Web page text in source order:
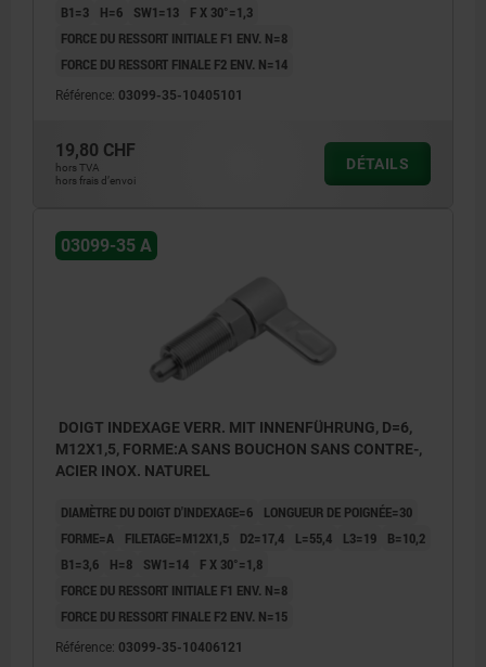
B1=3
H=6 SW1=13
F X 30°=1,3
FORCE DU RESSORT INITIALE F1 ENV. N=8
FORCE DU RESSORT FINALE F2 ENV. N=14
Référence: 03099-35-10405101
19,80 CHF
hors TVA
hors frais d’envoi
DÉTAILS
03099-35 A
DOIGT INDEXAGE VERR. MIT INNENFÜHRUNG, D=6,
M12X1,5, FORME:A SANS BOUCHON SANS CONTRE-,
ACIER INOX. NATUREL
DIAMÈTRE DU DOIGT D'INDEXAGE=6
LONGUEUR DE POIGNÉE=30
FORME=A
FILETAGE=M12X1,5 D2=17,4 L=55,4 L3=19
B=10,2
B1=3,6
H=8 SW1=14
F X 30°=1,8
FORCE DU RESSORT INITIALE F1 ENV. N=8
FORCE DU RESSORT FINALE F2 ENV. N=15
Référence: 03099-35-10406121